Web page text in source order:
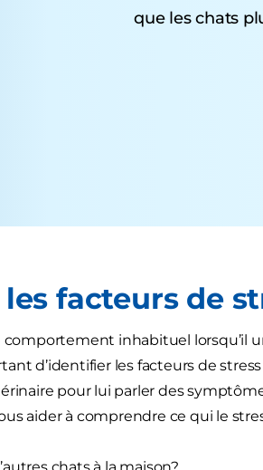
que les chats
facteurs de
comportement inhabituel lorsqu’il
d’identifier les facteurs de
pour lui parler des
aider à comprendre ce qui le